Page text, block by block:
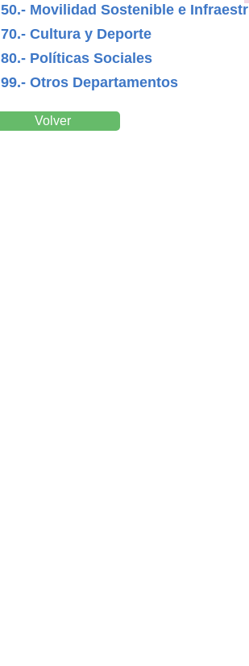
50.- Movilidad Sostenible e
70.- Cultura y Deporte
80.- Políticas Sociales
99.- Otros Departamentos
Volver